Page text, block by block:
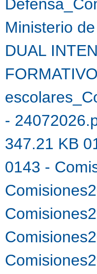
Ministerio
DUAL
-
347.21 KB
0143 -